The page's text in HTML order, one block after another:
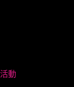
活動